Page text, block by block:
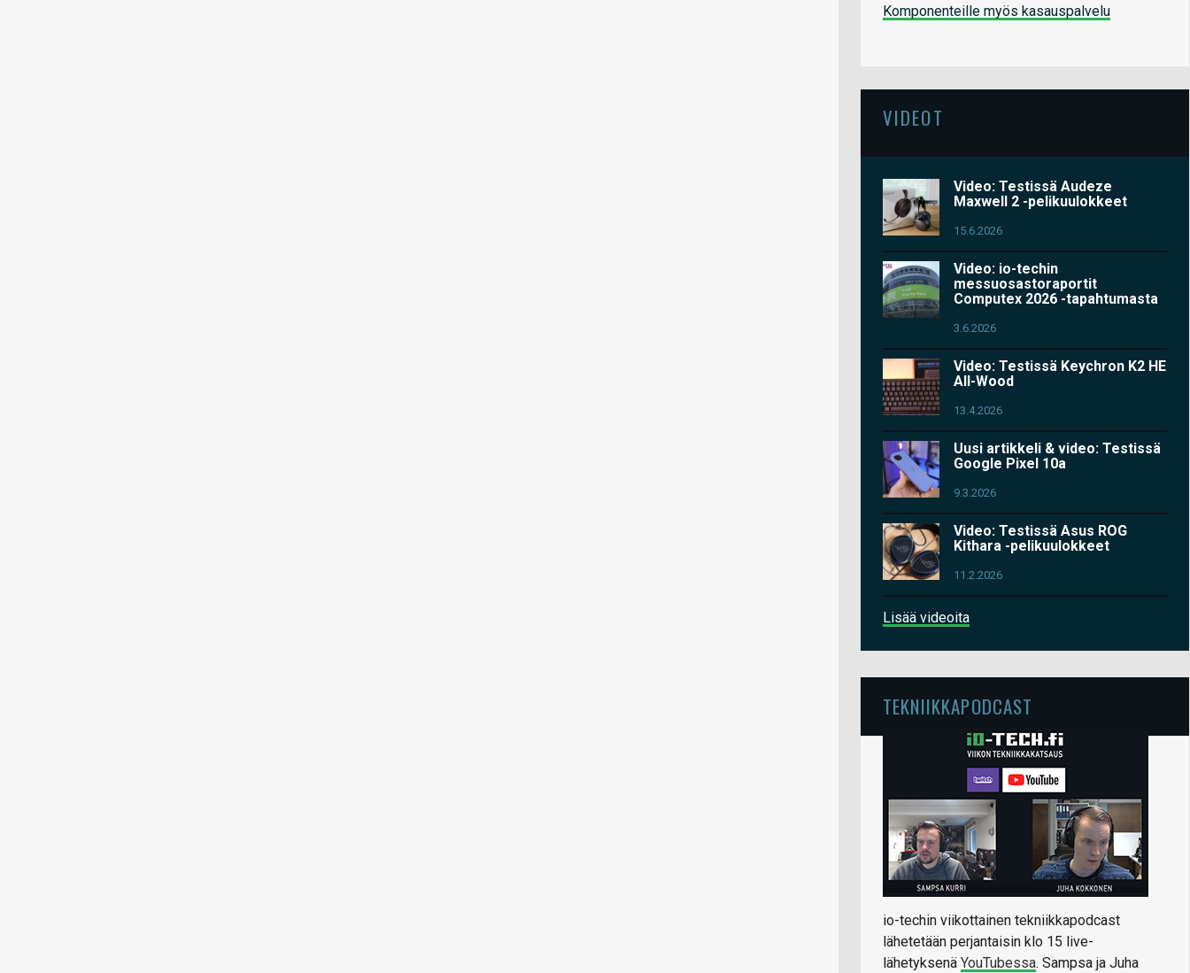
Komponenteille myös kasauspalvelu
VIDEOT
Video: Testissä Audeze
Maxwell 2 -pelikuulokkeet
15.6.2026
Video: io-techin
messuosastoraportit
Computex 2026 -tapahtumasta
3.6.2026
Video: Testissä Keychron K2 HE
All-Wood
13.4.2026
Uusi artikkeli & video: Testissä
Google Pixel 10a
9.3.2026
Video: Testissä Asus ROG
Kithara -pelikuulokkeet
11.2.2026
Lisää videoita
TEKNIIKKAPODCAST
io-techin viikottainen tekniikkapodcast
lähetetään perjantaisin klo 15 live-
lähetyksenä YouTubessa. Sampsa ja Juha